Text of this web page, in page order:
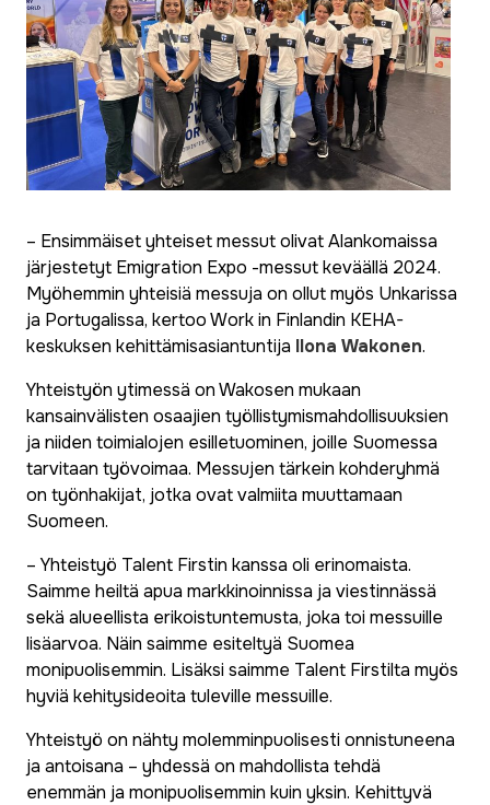
– Ensimmäiset yhteiset messut olivat Alankomaissa
järjestetyt Emigration Expo -messut keväällä 2024.
Myöhemmin yhteisiä messuja on ollut myös Unkarissa
ja Portugalissa, kertoo Work in Finlandin KEHA-
keskuksen kehittämisasiantuntija Ilona Wakonen.
Yhteistyön ytimessä on Wakosen mukaan
kansainvälisten osaajien työllistymismahdollisuuksien
ja niiden toimialojen esilletuominen, joille Suomessa
tarvitaan työvoimaa. Messujen tärkein kohderyhmä
on työnhakijat, jotka ovat valmiita muuttamaan
Suomeen.
– Yhteistyö Talent Firstin kanssa oli erinomaista.
Saimme heiltä apua markkinoinnissa ja viestinnässä
sekä alueellista erikoistuntemusta, joka toi messuille
lisäarvoa. Näin saimme esiteltyä Suomea
monipuolisemmin. Lisäksi saimme Talent Firstilta myös
hyviä kehitysideoita tuleville messuille.
Yhteistyö on nähty molemminpuolisesti onnistuneena
ja antoisana – yhdessä on mahdollista tehdä
enemmän ja monipuolisemmin kuin yksin. Kehittyvä